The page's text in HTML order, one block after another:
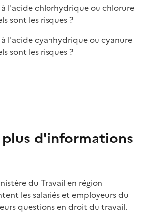
à l'acide chlorhydrique ou chlorure
sont les risques ?
à l'acide cyanhydrique ou cyanure
sont les risques ?
plus d'informations
du Travail en région
les salariés et employeurs du
questions en droit du travail.